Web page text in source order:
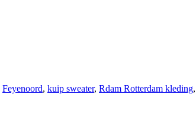
Feyenoord, kuip sweater, Rdam Rotterdam kleding,